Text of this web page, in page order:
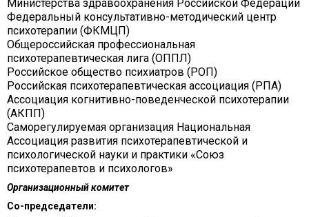
Министерства здравоохранения Российской Федерации
Федеральный консультативно-методический центр
психотерапии (ФКМЦП)
Общероссийская профессиональная
психотерапевтическая лига (ОППЛ)
Российское общество психиатров (РОП)
Российская психотерапевтическая ассоциация (РПА)
Ассоциация когнитивно-поведенческой психотерапии
(АКПП)
Саморегулируемая организация Национальная
Ассоциация развития психотерапевтической и
психологической науки и практики «Союз
психотерапевтов и психологов»
Организационный комитет
Со-председатели: